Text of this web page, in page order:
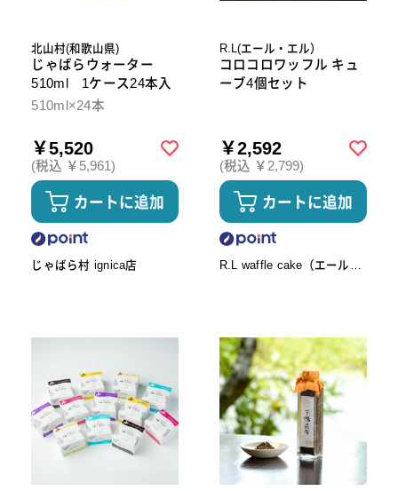
北山村(和歌山県)
じゃばらウォーター
510ml 1ケース24本入
510ml×24本
￥5,520
(税込 ￥5,961)
カートに追加
じゃばら村 ignica店
R.L(エール・エル）
コロコロワッフル キュ
ーブ4個セット
￥2,592
(税込 ￥2,799)
カートに追加
R.L waffle cake（エール・